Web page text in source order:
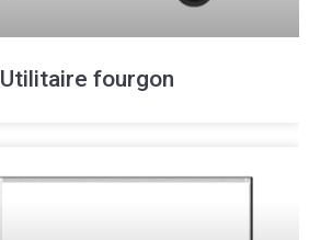
Utilitaire fourgon